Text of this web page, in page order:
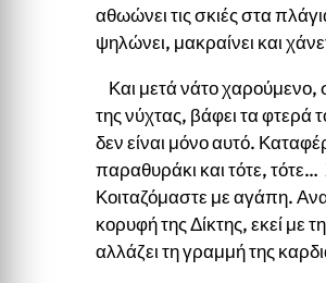
αθωώνει τις σκιές στα
ψηλώνει, μακραίνει και
Και μετά νάτο χαρούμενο,
της νύχτας, βάφει τα φτερά
δεν είναι μόνο αυτό.
παραθυράκι και τότε,
Κοιταζόμαστε με αγάπη.
κορυφή της Δίκτης, εκεί με
αλλάζει τη γραμμή της